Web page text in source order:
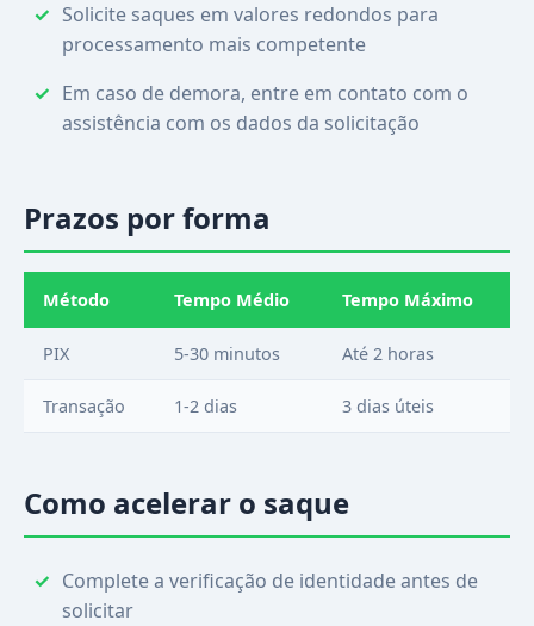
Solicite saques em valores redondos para
processamento mais competente
Em caso de demora, entre em contato com o
assistência com os dados da solicitação
Prazos por forma
Método Tempo Médio Tempo Máximo
PIX 5-30 minutos Até 2 horas
Transação 1-2 dias 3 dias úteis
Como acelerar o saque
Complete a verificação de identidade antes de
solicitar